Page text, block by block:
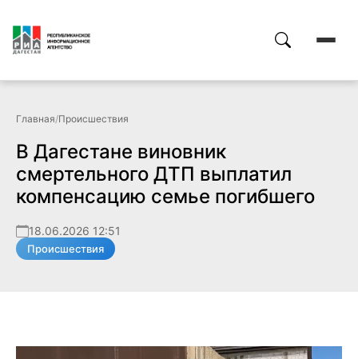
Главная/Происшествия
В Дагестане виновник
смертельного ДТП выплатил
компенсацию семье погибшего
18.06.2026 12:51
Происшествия